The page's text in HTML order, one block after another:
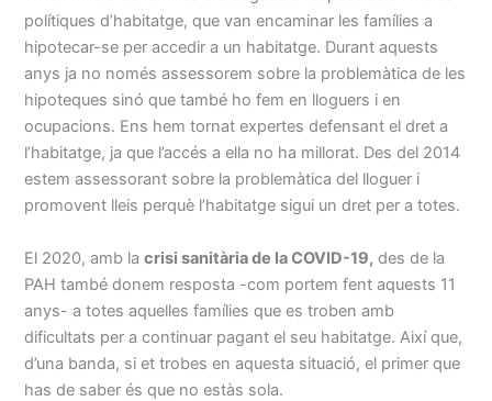
polítiques d’habitatge, que van encaminar les famílies a
hipotecar-se per accedir a un habitatge. Durant aquests
anys ja no només assessorem sobre la problemàtica de les
hipoteques sinó que també ho fem en lloguers i en
ocupacions. Ens hem tornat expertes defensant el dret a
l’habitatge, ja que l’accés a ella no ha millorat. Des del 2014
estem assessorant sobre la problemàtica del lloguer i
promovent lleis perquè l’habitatge sigui un dret per a totes.
El 2020, amb lacrisi sanitària de la COVID-19, des de la
PAH també donem resposta -com portem fent aquests 11
anys- a totes aquelles famílies que es troben amb
dificultats per a continuar pagant el seu habitatge. Així que,
d’una banda, si et trobes en aquesta situació, el primer que
has de saber és que no estàs sola.